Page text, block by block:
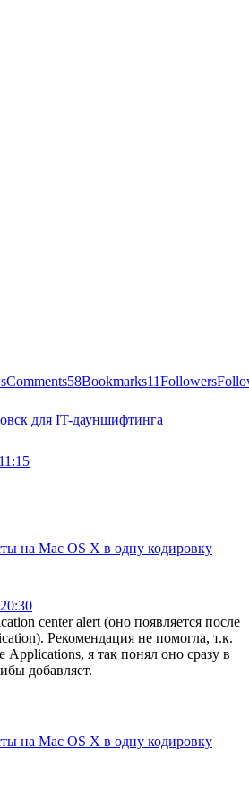
Comments58Bookmarks11Followers
для IT-дауншифтинга
на Mac OS X в одну кодировку
center alert (оно появляется после
Рекомендация не помогла, т.к.
я так понял оно сразу в
добавляет.
на Mac OS X в одну кодировку